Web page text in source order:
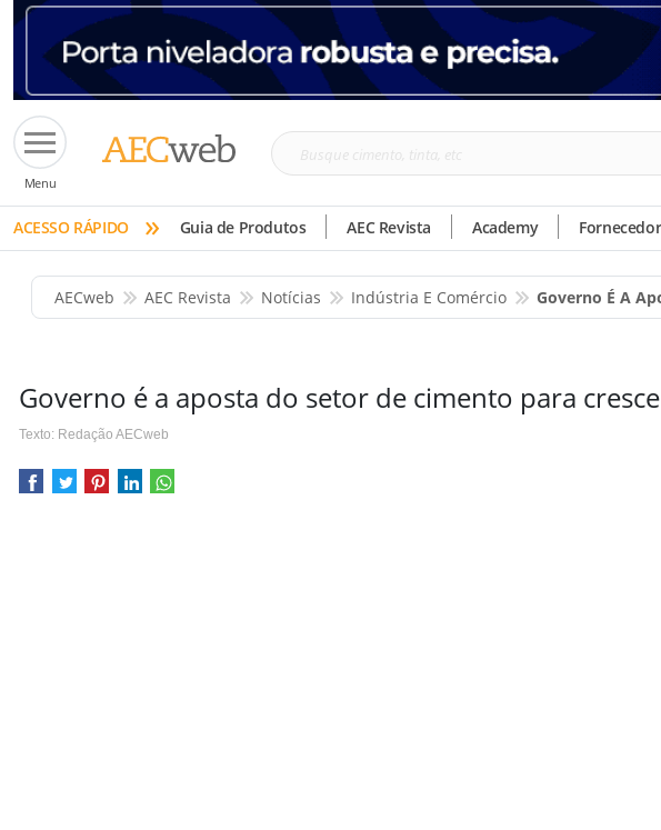
Menu
Busque
tinta,
etc
ACESSO RÁPIDO » Guia de Produtos AEC Revista Academy
AECweb AEC Revista Notícias Indústria E Comércio Governo É A
Governo é a aposta do setor de cimento para
Texto: Redação AECweb